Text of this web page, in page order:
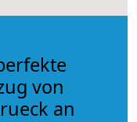
von
an